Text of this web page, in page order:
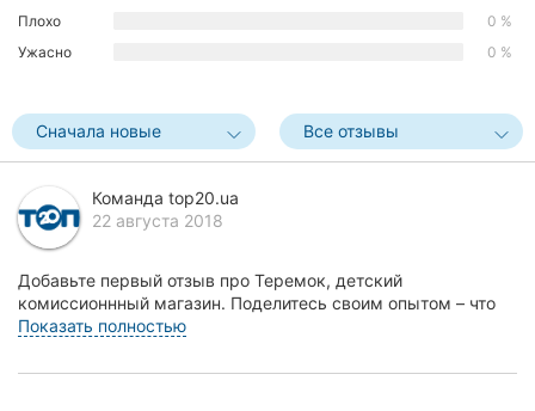
Чернигов
Черновцы
Ивано-
Франковск
Луцк
Плохо
0 %
Ужасно
0 %
Сначала новые Все отзывы
Команда top20.ua
22 августа 2018
Добавьте первый отзыв про Теремок, детский
комиссионнный магазин. Поделитесь своим опытом – что
Вам понравилось, а что нет! Это поможет другим жителя...
Показать полностью